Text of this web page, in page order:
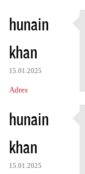
hunain
khan
15.01.2025
Adres
hunain
khan
15.01.2025